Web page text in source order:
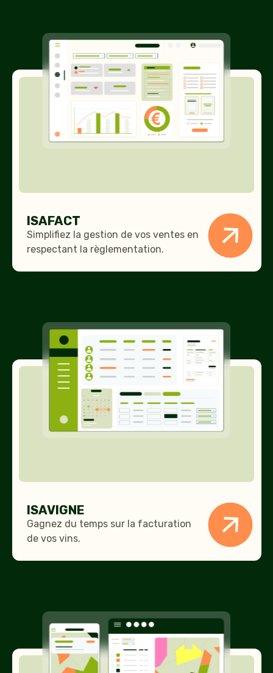
ISAFACT
Simplifiez la gestion de vos ventes en
respectant la règlementation.
ISAFACT
ISAVIGNE
Gagnez du temps sur la facturation
de vos vins.
ISAVIGNE
GEOFOLIA